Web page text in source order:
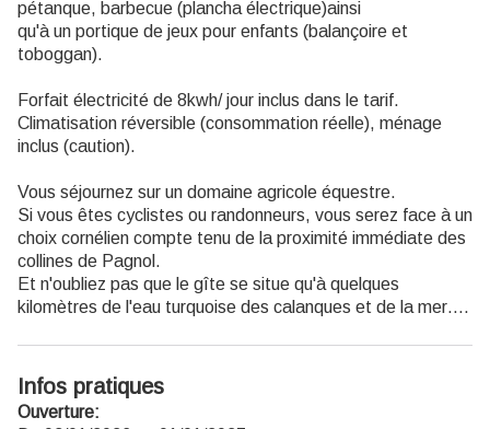
pétanque, barbecue (plancha électrique)ainsi
qu'à un portique de jeux pour enfants (balançoire et
toboggan).
Forfait électricité de 8kwh/ jour inclus dans le tarif.
Climatisation réversible (consommation réelle), ménage
inclus (caution).
Vous séjournez sur un domaine agricole équestre.
Si vous êtes cyclistes ou randonneurs, vous serez face à un
choix cornélien compte tenu de la proximité immédiate des
collines de Pagnol.
Et n'oubliez pas que le gîte se situe qu'à quelques
kilomètres de l'eau turquoise des calanques et de la mer….
Infos pratiques
Ouverture: